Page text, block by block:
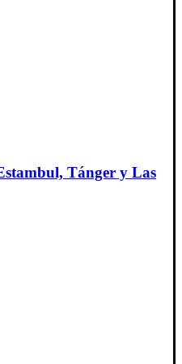
Tánger y Las